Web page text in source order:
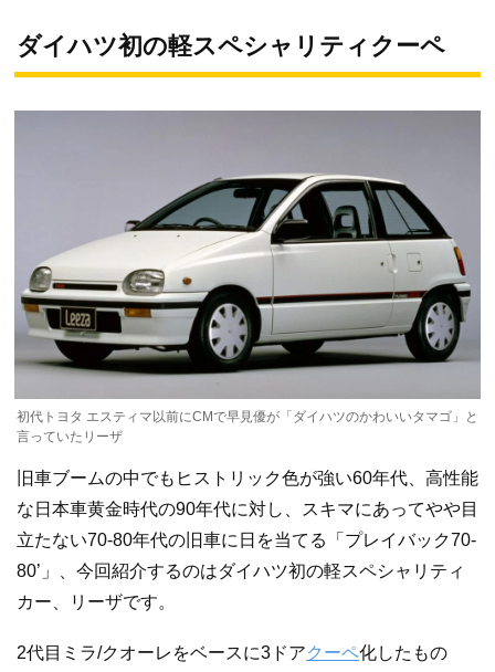
ダイハツ初の軽スペシャリティクーペ
初代トヨタ エスティマ以前にCMで早見優が「ダイハツのかわいいタマゴ」と
言っていたリーザ
旧車ブームの中でもヒストリック色が強い60年代、高性能
な日本車黄金時代の90年代に対し、スキマにあってやや目
立たない70-80年代の旧車に日を当てる「プレイバック70-
80’」、今回紹介するのはダイハツ初の軽スペシャリティ
カー、リーザです。
2代目ミラ/クオーレをベースに3ドアクーペ化したもの